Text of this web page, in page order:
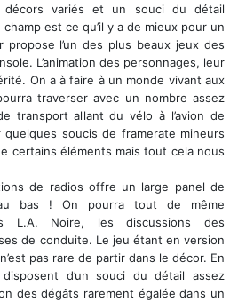
décors variés et un souci du détail
est ce qu’il y a de mieux pour un
propose l’un des plus beaux jeux des
L’animation des personnages, leur
On a à faire à un monde vivant aux
traverser avec un nombre assez
transport allant du vélo à l’avion de
soucis de framerate mineurs
certains éléments mais tout cela nous
de radios offre un large panel de
bas ! On pourra tout de même
L.A. Noire, les discussions des
de conduite. Le jeu étant en version
pas rare de partir dans le décor. En
d’un souci du détail assez
des dégâts rarement égalée dans un